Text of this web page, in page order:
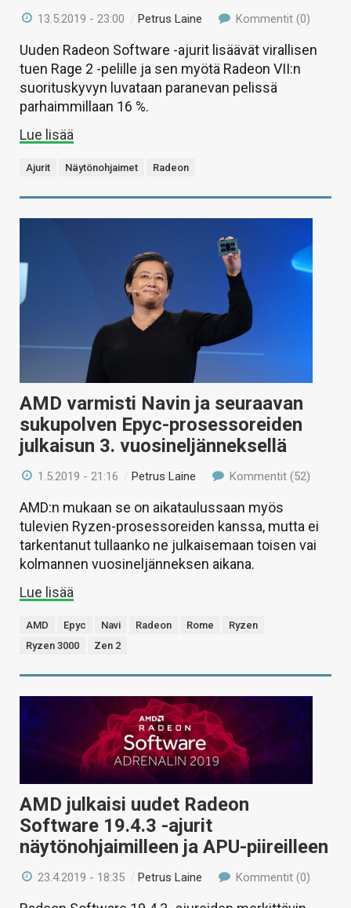
13.5.2019 - 23:00 /Petrus Laine Kommentit (0)
Uuden Radeon Software -ajurit lisäävät virallisen
tuen Rage 2 -pelille ja sen myötä Radeon VII:n
suorituskyvyn luvataan paranevan pelissä
parhaimmillaan 16 %.
Lue lisää
Ajurit Näytönohjaimet Radeon
AMD varmisti Navin ja seuraavan
sukupolven Epyc-prosessoreiden
julkaisun 3. vuosineljänneksellä
1.5.2019 - 21:16 /Petrus Laine Kommentit (52)
AMD:n mukaan se on aikataulussaan myös
tulevien Ryzen-prosessoreiden kanssa, mutta ei
tarkentanut tullaanko ne julkaisemaan toisen vai
kolmannen vuosineljänneksen aikana.
Lue lisää
AMD Epyc Navi Radeon Rome
Ryzen
Ryzen 3000
Zen 2
AMD julkaisi uudet Radeon
Software 19.4.3 -ajurit
näytönohjaimilleen ja APU-piireilleen
23.4.2019 - 18:35 / Petrus Laine Kommentit (0)